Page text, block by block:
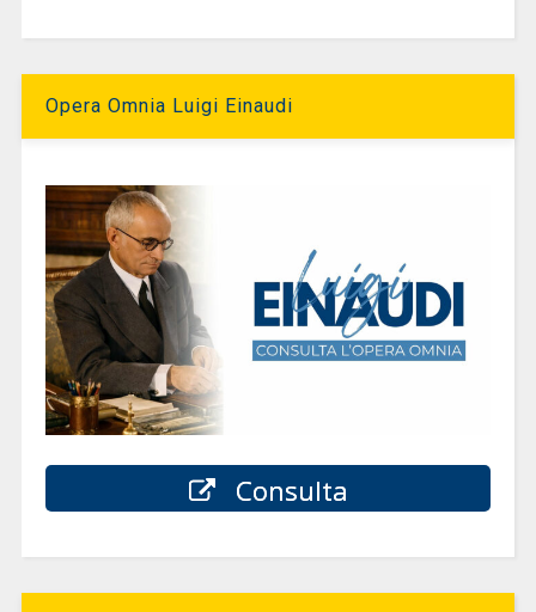
Opera Omnia Luigi Einaudi
Consulta